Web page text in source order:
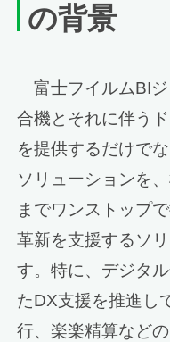
の背景
富士フイルムBI
合機とそれに伴う
を提供するだけで
ソリューションを
までワンストップ
革新を支援するソ
す。特に、デジタ
たDX支援を推進し
行、楽楽精算など